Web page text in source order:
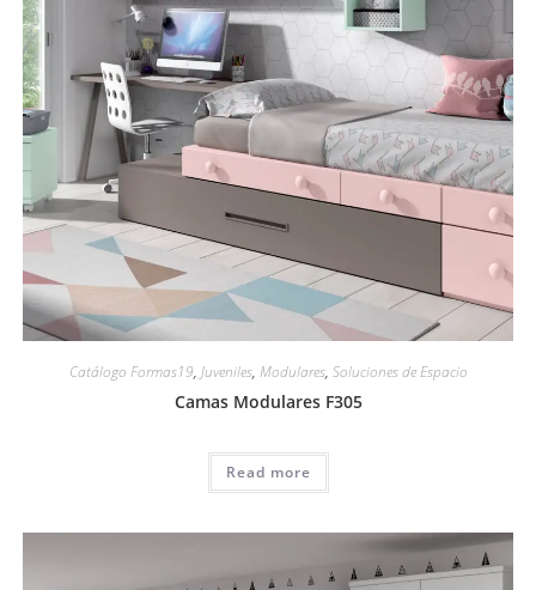
Catálogo Formas19, Juveniles, Modulares, Soluciones de Espacio
Camas Modulares F305
Read more